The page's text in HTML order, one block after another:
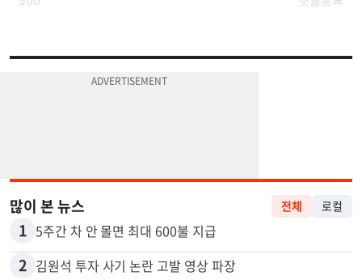
많이 본 뉴스 전체 로컬
1 5주간 차 안 몰면 최대 600불 지급
2 김원석 투자 사기 논란 고발 영상 파장